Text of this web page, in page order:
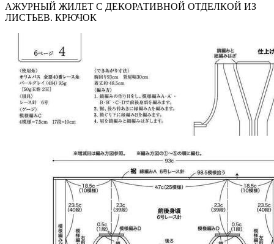
АЖУРНЫЙ ЖИЛЕТ С ДЕКОРАТИВНОЙ ОТДЕЛКОЙ ИЗ
ЛИСТЬЕВ. КРЮЧОК